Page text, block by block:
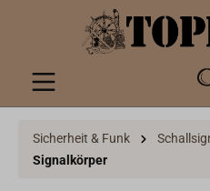
springen
Sicherheit & Funk
Signalkörper